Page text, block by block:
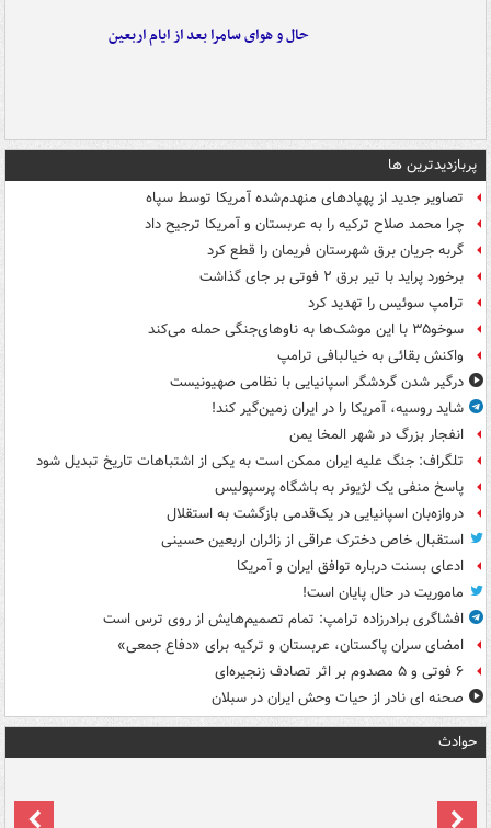
حال و هوای سامرا بعد از ایام اربعین
پربازدیدترین ها
تصاویر جدید از پهپادهای منهدم‌شده آمریکا توسط سپاه
چرا محمد صلاح ترکیه را به عربستان و آمریکا ترجیح داد
گربه جریان برق شهرستان فریمان را قطع کرد
برخورد پراید با تیر برق ۲ فوتی بر جای گذاشت
ترامپ سوئیس را تهدید کرد
سوخو۳۵ با این موشک‌ها به ناوهای‌جنگی حمله می‌کند
واکنش بقائی به خیالبافی ترامپ
درگیر شدن گردشگر اسپانیایی با نظامی صهیونیست
شاید روسیه، آمریکا را در ایران زمین‌گیر کند!
انفجار بزرگ در شهر المخا یمن
تلگراف: جنگ علیه ایران ممکن است به یکی از اشتباهات تاریخ تبدیل شود
پاسخ منفی یک لژیونر به باشگاه پرسپولیس
دروازه‌بان اسپانیایی در یک‌قدمی بازگشت به استقلال
استقبال خاص دخترک عراقی از زائران اربعین حسینی
ادعای بسنت درباره توافق ایران و آمریکا
ماموریت در حال پایان است!
افشاگری برادرزاده ترامپ: تمام تصمیم‌هایش از روی ترس است
امضای سران پاکستان، عربستان و ترکیه برای «دفاع جمعی»
۶ فوتی و ۵ مصدوم بر اثر تصادف زنجیره‌ای
صحنه ای نادر از حیات وحش ایران در سبلان
حوادث